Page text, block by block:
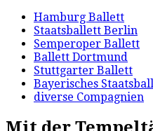
Hamburg Ballett
Staatsballett Berlin
Semperoper Ballett
Ballett Dortmund
Stuttgarter Ballett
Bayerisches
diverse Compagnien